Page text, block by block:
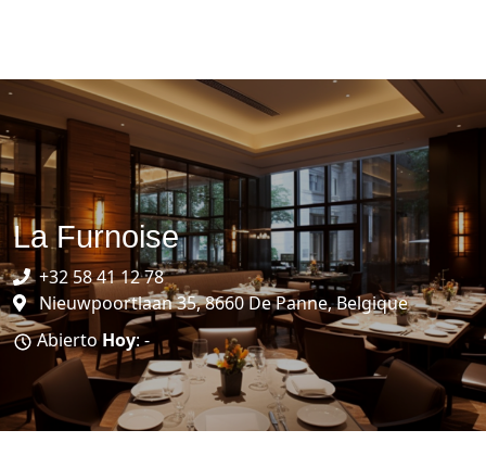
La Furnoise
+32 58 41 12 78
Nieuwpoortlaan 35, 8660 De Panne, Belgique
AbiertoHoy: -